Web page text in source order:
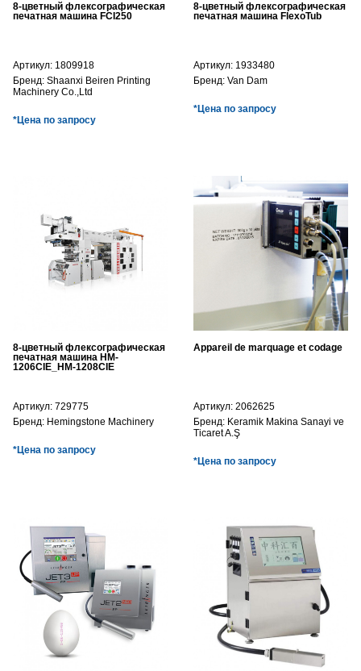
8-цветный флексографическая
печатная машина FCI250
Артикул: 1809918
Бренд: Shaanxi Beiren Printing
Machinery Co.,Ltd
*Цена по запросу
8-цветный флексографическая
печатная машина FlexoTub
Артикул: 1933480
Бренд: Van Dam
*Цена по запросу
8-цветный флексографическая
печатная машина HM-
1206CIE_HM-1208CIE
Артикул: 729775
Бренд: Hemingstone Machinery
*Цена по запросу
Appareil de marquage et codage
Артикул: 2062625
Бренд: Keramik Makina Sanayi ve
Ticaret A.Ş
*Цена по запросу